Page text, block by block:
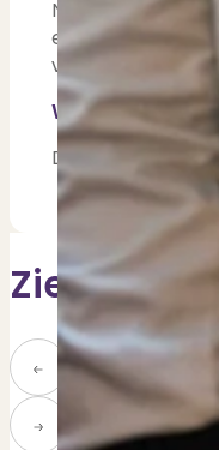
Natuurlijk het
en in de winter
voel ik mij
Waar ben je
Dat ik hier
Zie meer